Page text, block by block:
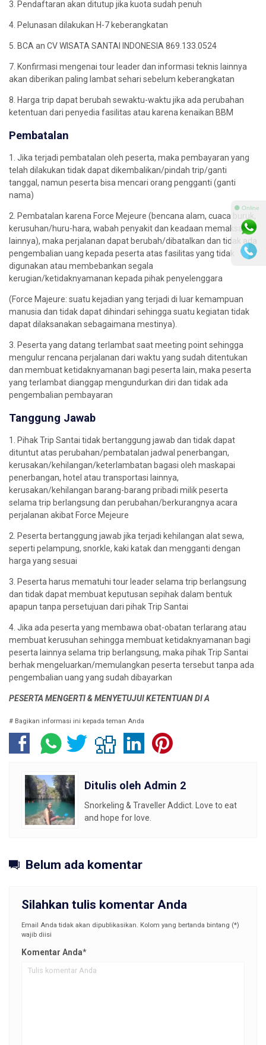
3. Pendaftaran akan ditutup jika kuota sudah penuh
4. Pelunasan dilakukan H-7 keberangkatan
5. BCA an CV WISATA SANTAI INDONESIA 869.133.0524
7. Konfirmasi mengenai tour leader dan informasi teknis lainnya
akan diberikan paling lambat sehari sebelum keberangkatan
8. Harga trip dapat berubah sewaktu-waktu jika ada perubahan
ketentuan dari penyedia fasilitas atau karena kenaikan BBM
Pembatalan
1. Jika terjadi pembatalan oleh peserta, maka pembayaran yang
telah dilakukan tidak dapat dikembalikan/pindah trip/ganti
tanggal, namun peserta bisa mencari orang pengganti (ganti
nama)
2. Pembatalan karena Force Mejeure (bencana alam, cuaca buruk,
kerusuhan/huru-hara, wabah penyakit dan keadaan memaksa
lainnya), maka perjalanan dapat berubah/dibatalkan dan tidak ada
pengembalian uang kepada peserta atas fasilitas yang tidak
digunakan atau membebankan segala
kerugian/ketidaknyamanan kepada pihak penyelenggara
(Force Majeure: suatu kejadian yang terjadi di luar kemampuan
manusia dan tidak dapat dihindari sehingga suatu kegiatan tidak
dapat dilaksanakan sebagaimana mestinya).
3. Peserta yang datang terlambat saat meeting point sehingga
mengulur rencana perjalanan dari waktu yang sudah ditentukan
dan membuat ketidaknyamanan bagi peserta lain, maka peserta
yang terlambat dianggap mengundurkan diri dan tidak ada
pengembalian pembayaran
Tanggung Jawab
1. Pihak Trip Santai tidak bertanggung jawab dan tidak dapat
dituntut atas perubahan/pembatalan jadwal penerbangan,
kerusakan/kehilangan/keterlambatan bagasi oleh maskapai
penerbangan, hotel atau transportasi lainnya,
kerusakan/kehilangan barang-barang pribadi milik peserta
selama trip berlangsung dan perubahan/berkurangnya acara
perjalanan akibat Force Mejeure
2. Peserta bertanggung jawab jika terjadi kehilangan alat sewa,
seperti pelampung, snorkle, kaki katak dan mengganti dengan
harga yang sesuai
3. Peserta harus mematuhi tour leader selama trip berlangsung
dan tidak dapat membuat keputusan sepihak dalam bentuk
apapun tanpa persetujuan dari pihak Trip Santai
4. Jika ada peserta yang membawa obat-obatan terlarang atau
membuat kerusuhan sehingga membuat ketidaknyamanan bagi
peserta lainnya selama trip berlangsung, maka pihak Trip Santai
berhak mengeluarkan/memulangkan peserta tersebut tanpa ada
pengembalian uang yang sudah dibayarkan
PESERTA MENGERTI & MENYETUJUI KETENTUAN DI A
# Bagikan informasi ini kepada teman Anda
Ditulis oleh Admin 2
Snorkeling & Traveller Addict. Love to eat
and hope for love.
Belum ada komentar
Silahkan tulis komentar Anda
Email Anda tidak akan dipublikasikan. Kolom yang bertanda bintang (*)
wajib diisi
Komentar Anda*
⚫ Online